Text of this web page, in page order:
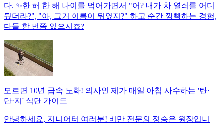
다. ✨한 해 한 해 나이를 먹어가면서 "어? 내가 차 열쇠를 어디
뒀더라?", "아, 그거 이름이 뭐였지?" 하고 순간 깜빡하는 경험,
다들 한 번쯤 있으시죠?
모르면 10년 급속 노화! 의사인 제가 매일 아침 사수하는 '탄·
단·지' 식단 가이드
안녕하세요, 지니어터 여러분! 비만 전문의 정승은 원장입니